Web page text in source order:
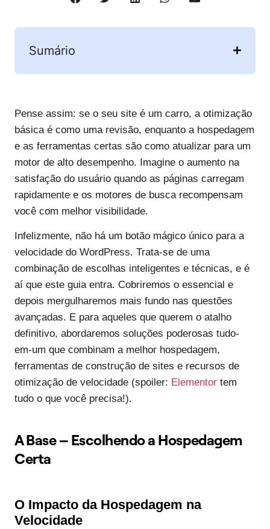
Sumário
Pense assim: se o seu site é um carro, a otimização
básica é como uma revisão, enquanto a hospedagem
e as ferramentas certas são como atualizar para um
motor de alto desempenho. Imagine o aumento na
satisfação do usuário quando as páginas carregam
rapidamente e os motores de busca recompensam
você com melhor visibilidade.
Infelizmente, não há um botão mágico único para a
velocidade do WordPress. Trata-se de uma
combinação de escolhas inteligentes e técnicas, e é
aí que este guia entra. Cobriremos o essencial e
depois mergulharemos mais fundo nas questões
avançadas. E para aqueles que querem o atalho
definitivo, abordaremos soluções poderosas tudo-
em-um que combinam a melhor hospedagem,
ferramentas de construção de sites e recursos de
otimização de velocidade (spoiler: Elementor tem
tudo o que você precisa!).
A Base – Escolhendo a Hospedagem
Certa
O Impacto da Hospedagem na
Velocidade